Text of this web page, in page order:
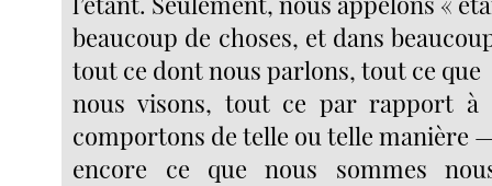
beaucoup de choses, et dans
tout ce dont nous parlons, tout ce que
nous visons, tout ce par rapport à
comportons de telle ou telle manière
encore ce que nous sommes